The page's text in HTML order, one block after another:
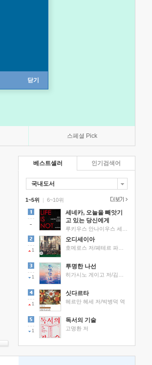
닫기
스페셜 Pick
베스트셀러
국내도서
1~5위 |
세네카, 오늘을 빼앗기
고 있는 당신에게
1
오디세이아
1
투명한 나선
1
싯다르타
헤르만 헤세 저/박병덕 역
1
독서의 기술
고명환 저
6~10위
인기검색어